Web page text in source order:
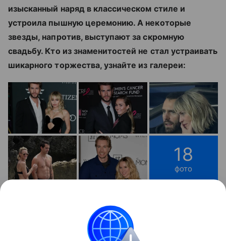
изысканный наряд в классическом стиле и
устроила пышную церемонию. А некоторые
звезды, напротив, выступают за скромную
свадьбу. Кто из знаменитостей не стал устраивать
шикарного торжества, узнайте из галереи:
18
фото
Не пропустите ролик: